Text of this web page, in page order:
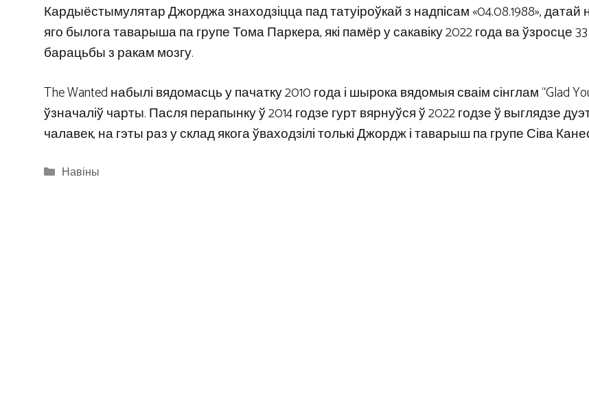
Кардыёстымулятар Джорджа знаходзіцца пад татуіроўкай з надпісам «04.08.1988»,
яго былога таварыша па групе Тома Паркера, які памёр у сакавіку 2022 года ва ўзросце
барацьбы з ракам мозгу.
The Wanted набылі вядомасць у пачатку 2010 года і шырока вядомыя сваім сінглам “Glad You
ўзначаліў чарты. Пасля перапынку ў 2014 годзе гурт вярнуўся ў 2022 годзе ў выглядзе
чалавек, на гэты раз у склад якога ўваходзілі толькі Джордж і таварыш па групе Сіва
Categories
Навіны